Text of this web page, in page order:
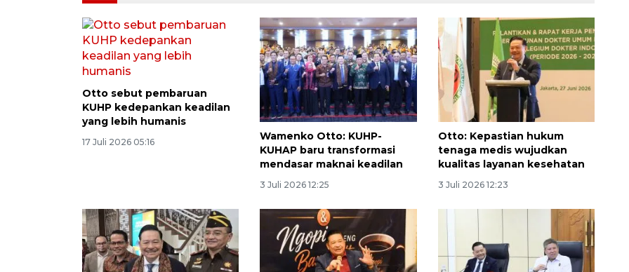
Otto sebut pembaruan
KUHP kedepankan keadilan
yang lebih humanis
17 Juli 2026 05:16
Wamenko Otto: KUHP-
KUHAP baru transformasi
mendasar maknai keadilan
3 Juli 2026 12:25
Otto: Kepastian hukum
tenaga medis wujudkan
kualitas layanan kesehatan
3 Juli 2026 12:23
Vaksin HPV untuk siswa laki-
laki
2026-08-06 06:30:00